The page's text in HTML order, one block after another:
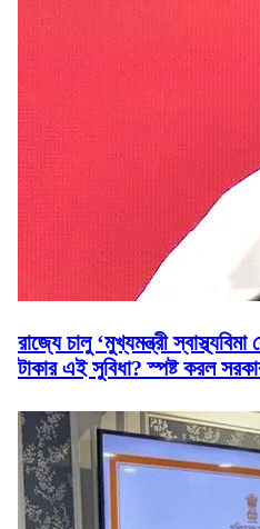
রাজ্যে চালু ‘মুখ্যমন্ত্রী
টাকার এই সুবিধা? স্পষ্ট করল